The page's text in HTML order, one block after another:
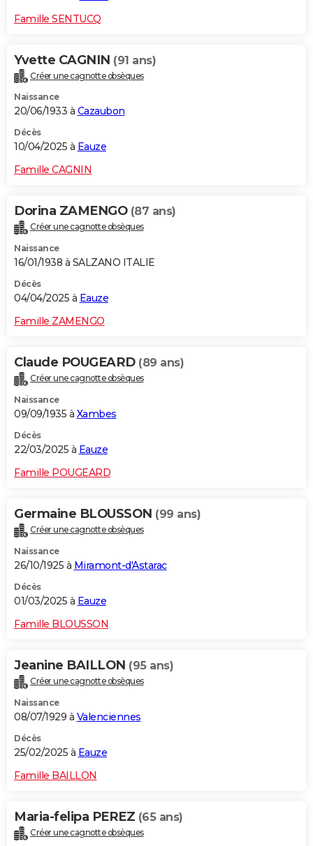
Famille SENTUCQ
Yvette CAGNIN (91 ans)
Créer une cagnotte obsèques
Naissance
20/06/1933 à Cazaubon
Décès
10/04/2025 à Eauze
Famille CAGNIN
Dorina ZAMENGO (87 ans)
Créer une cagnotte obsèques
Naissance
16/01/1938 à SALZANO ITALIE
Décès
04/04/2025 à Eauze
Famille ZAMENGO
Claude POUGEARD (89 ans)
Créer une cagnotte obsèques
Naissance
09/09/1935 à Xambes
Décès
22/03/2025 à Eauze
Famille POUGEARD
Germaine BLOUSSON (99 ans)
Créer une cagnotte obsèques
Naissance
26/10/1925 à Miramont-d'Astarac
Décès
01/03/2025 à Eauze
Famille BLOUSSON
Jeanine BAILLON (95 ans)
Créer une cagnotte obsèques
Naissance
08/07/1929 à Valenciennes
Décès
25/02/2025 à Eauze
Famille BAILLON
Maria-felipa PEREZ (65 ans)
Créer une cagnotte obsèques